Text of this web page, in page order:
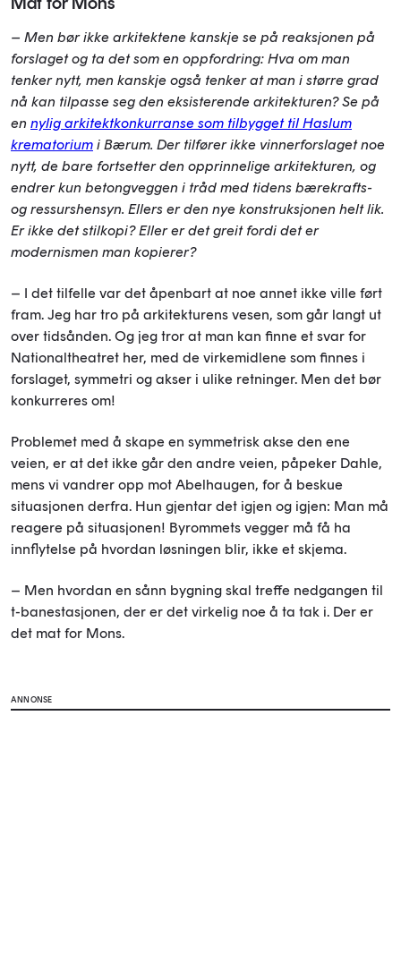
– Men bør ikke arkitektene kanskje se på reaksjonen på
forslaget og ta det som en oppfordring: Hva om man
tenker nytt, men kanskje også tenker at man i større grad
nå kan tilpasse seg den eksisterende arkitekturen? Se på
en nylig arkitektkonkurranse som tilbygget til Haslum
krematorium i Bærum. Der tilfører ikke vinnerforslaget noe
nytt, de bare fortsetter den opprinnelige arkitekturen, og
endrer kun betongveggen i tråd med tidens bærekrafts-
og ressurshensyn. Ellers er den nye konstruksjonen helt lik.
Er ikke det stilkopi? Eller er det greit fordi det er
modernismen man kopierer?
– I det tilfelle var det åpenbart at noe annet ikke ville ført
fram. Jeg har tro på arkitekturens vesen, som går langt ut
over tidsånden. Og jeg tror at man kan finne et svar for
Nationaltheatret her, med de virkemidlene som finnes i
forslaget, symmetri og akser i ulike retninger. Men det bør
konkurreres om!
Problemet med å skape en symmetrisk akse den ene
veien, er at det ikke går den andre veien, påpeker Dahle,
mens vi vandrer opp mot Abelhaugen, for å beskue
situasjonen derfra. Hun gjentar det igjen og igjen: Man må
reagere på situasjonen! Byrommets vegger må få ha
innflytelse på hvordan løsningen blir, ikke et skjema.
– Men hvordan en sånn bygning skal treffe nedgangen til
t-banestasjonen, der er det virkelig noe å ta tak i. Der er
det mat for Mons.
ANNONSE